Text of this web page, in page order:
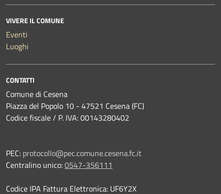
VIVERE IL COMUNE
Eventi
Luoghi
CONTATTI
Comune di Cesena
Piazza del Popolo 10 - 47521 Cesena (FC)
Codice fiscale / P. IVA: 00143280402
PEC: protocollo@pec.comune.cesena.fc.it
Centralino unico:0547-356111
Codice IPA Fattura Elettronica: UF6Y2X